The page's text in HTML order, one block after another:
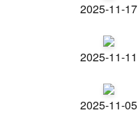
2025-11-17
2025-11-11
2025-11-05